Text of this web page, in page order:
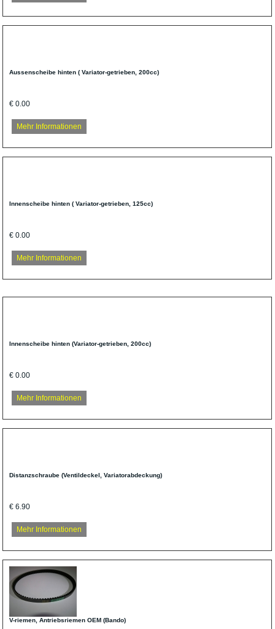
Aussenscheibe hinten ( Variator-getrieben, 200cc)
€ 0.00
Mehr Informationen
Innenscheibe hinten ( Variator-getrieben, 125cc)
€ 0.00
Mehr Informationen
Innenscheibe hinten (Variator-getrieben, 200cc)
€ 0.00
Mehr Informationen
Distanzschraube (Ventildeckel, Variatorabdeckung)
€ 6.90
Mehr Informationen
V-riemen, Antriebsriemen OEM (Bando)